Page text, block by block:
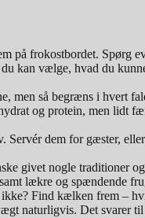
på frokostbordet. Spørg
kan vælge, hvad du
men så begræns i hvert
og protein, men lidt
Servér dem for gæster,
givet nogle traditioner
lækre og spændende
Find kælken frem –
naturligvis. Det svarer til